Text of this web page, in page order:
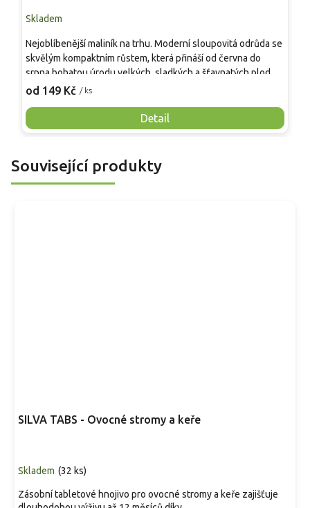
Skladem
od 149 Kč / ks
Detail
Nejoblíbenější maliník na trhu. Moderní sloupovitá odrůda se
skvělým kompaktním růstem, která přináší od června do
srpna bohatou úrodu velkých, sladkých a šťavnatých plodů.
Pevné vzpřímené výhony tvoří elegantní habitus bez
Mrazuvzdornost do −25 °C a spolehlivá vitalita z něj dělají
skvělou volbu pro každého pěstitele.
Související produkty
SILVA TABS - Ovocné stromy a keře
Skladem (32 ks)
Zásobní tabletové hnojivo pro ovocné stromy a keře zajišťuje